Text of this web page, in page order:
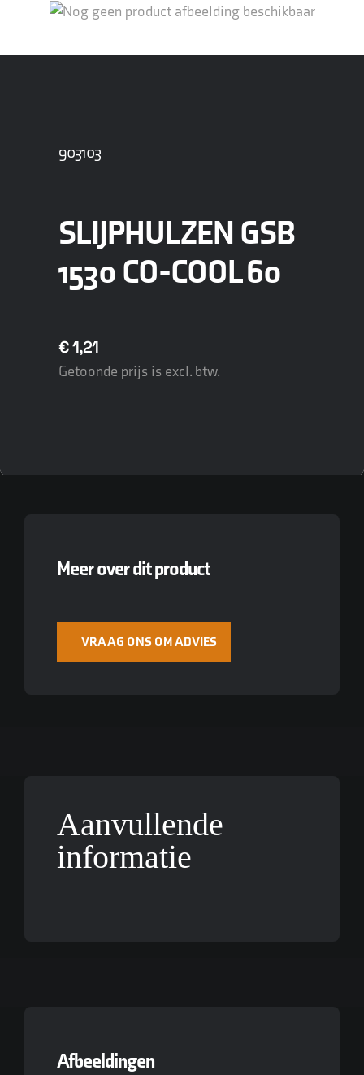
903103
SLIJPHULZEN GSB
1530 CO-COOL 60
€1,21
Getoonde prijs is excl. btw.
Meer over dit product
VRAAG ONS OM ADVIES
Aanvullende
informatie
Afbeeldingen